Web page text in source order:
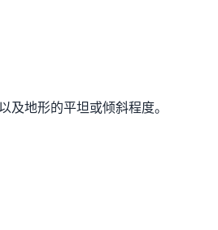
地形的平坦或倾斜程度。